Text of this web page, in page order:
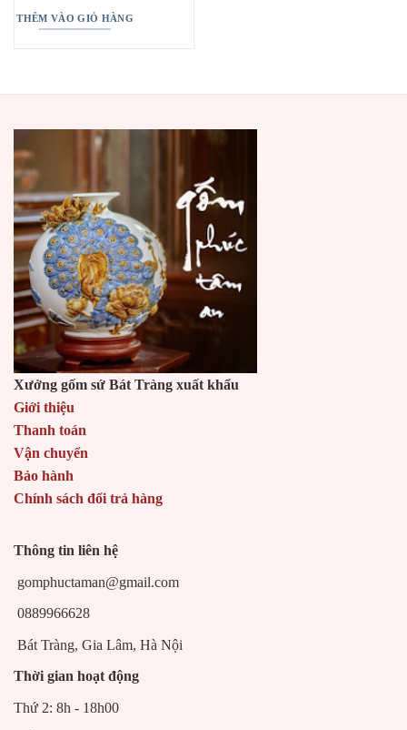
7.500.000₫.
THÊM VÀO GIỎ HÀNG
Xưởng gốm sứ Bát Tràng xuất khẩu
Giới thiệu
Thanh toán
Vận chuyển
Bảo hành
Chính sách đổi trả hàng
Thông tin liên hệ
gomphuctaman@gmail.com
0889966628
Bát Tràng, Gia Lâm, Hà Nội
Thời gian hoạt động
Thứ 2: 8h - 18h00